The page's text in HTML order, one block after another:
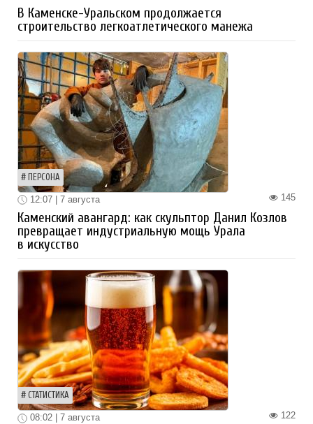
В Каменске-Уральском продолжается
строительство легкоатлетического манежа
ПЕРСОНА
145
12:07 | 7 августа
Каменский авангард: как скульптор Данил Козлов
превращает индустриальную мощь Урала
в искусство
СТАТИСТИКА
122
08:02 | 7 августа